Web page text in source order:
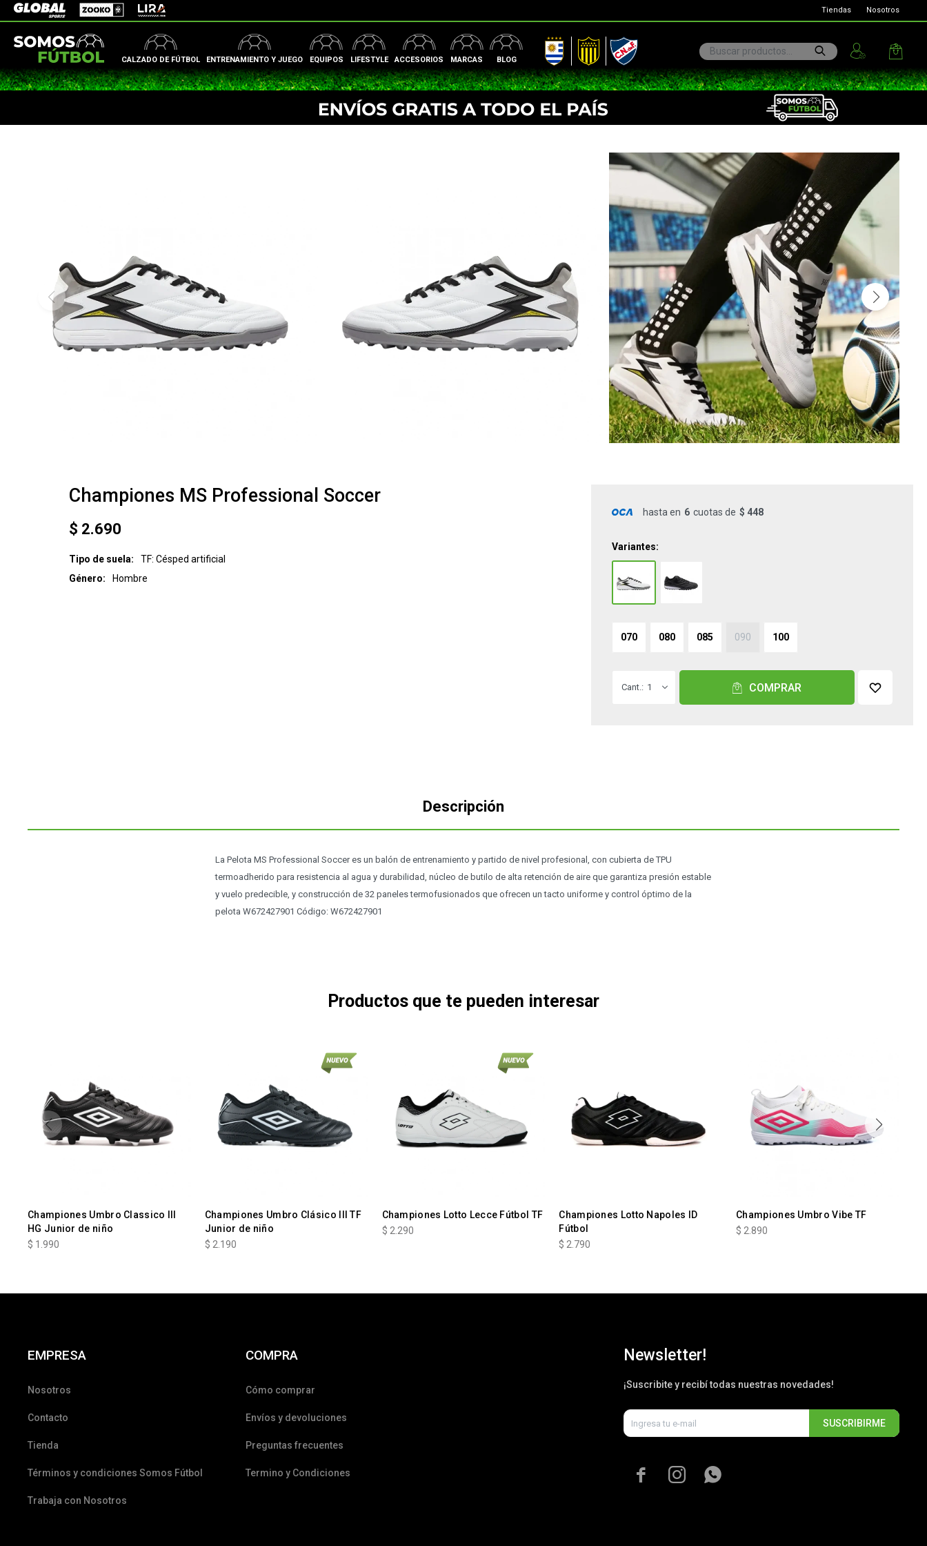
CALZADO DE FÚTBOL ENTRENAMIENTO Y JUEGO EQUIPOS LIFESTYLE ACCESORIOS MARCAS BLOG
AUF Peñarol Nacional
Global Sports Zooko Lira Tiendas Nosotros
Championes MS Professional Soccer
$ 2.690
Tipo de suela
TF: Césped artificial
Género
Hombre
hasta en 6 cuotas de $ 448
Variantes:
070 080 085 090 100
1 COMPRAR
Descripción
La Pelota MS Professional Soccer es un balón de entrenamiento y partido de nivel profesional, con cubierta de TPU
termoadherido para resistencia al agua y durabilidad, núcleo de butilo de alta retención de aire que garantiza presión estable
y vuelo predecible, y construcción de 32 paneles termofusionados que ofrecen un tacto uniforme y control óptimo de la
pelota W672427901 Código: W672427901
Productos que te pueden interesar
Championes Umbro Classico III
HG Junior de niño
$ 1.990
Championes Umbro Clásico III TF
Junior de niño
$ 2.190
Championes Lotto Lecce Fútbol TF
$ 2.290
Championes Lotto Napoles ID
Fútbol
$ 2.790
Championes Umbro Vibe TF
$ 2.890
EMPRESA
Nosotros
Contacto
Tienda
Términos y condiciones Somos Fútbol
Trabaja con Nosotros
COMPRA
Cómo comprar
Envíos y devoluciones
Preguntas frecuentes
Termino y Condiciones
Newsletter!
¡Suscribite y recibí todas nuestras novedades!
SUSCRIBIRME
  